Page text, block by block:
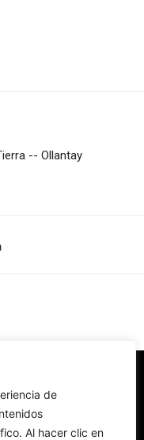
de
Al hacer clic en
-- Ollantay